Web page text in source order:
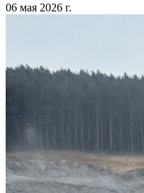
06 мая 2026 г.